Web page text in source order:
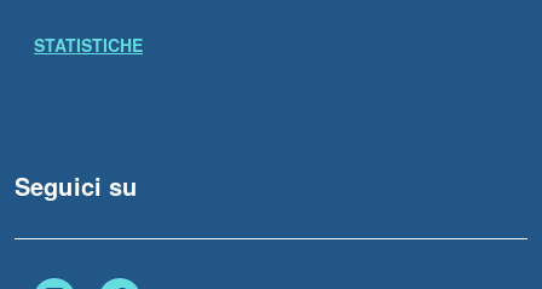
STATISTICHE
Seguici su